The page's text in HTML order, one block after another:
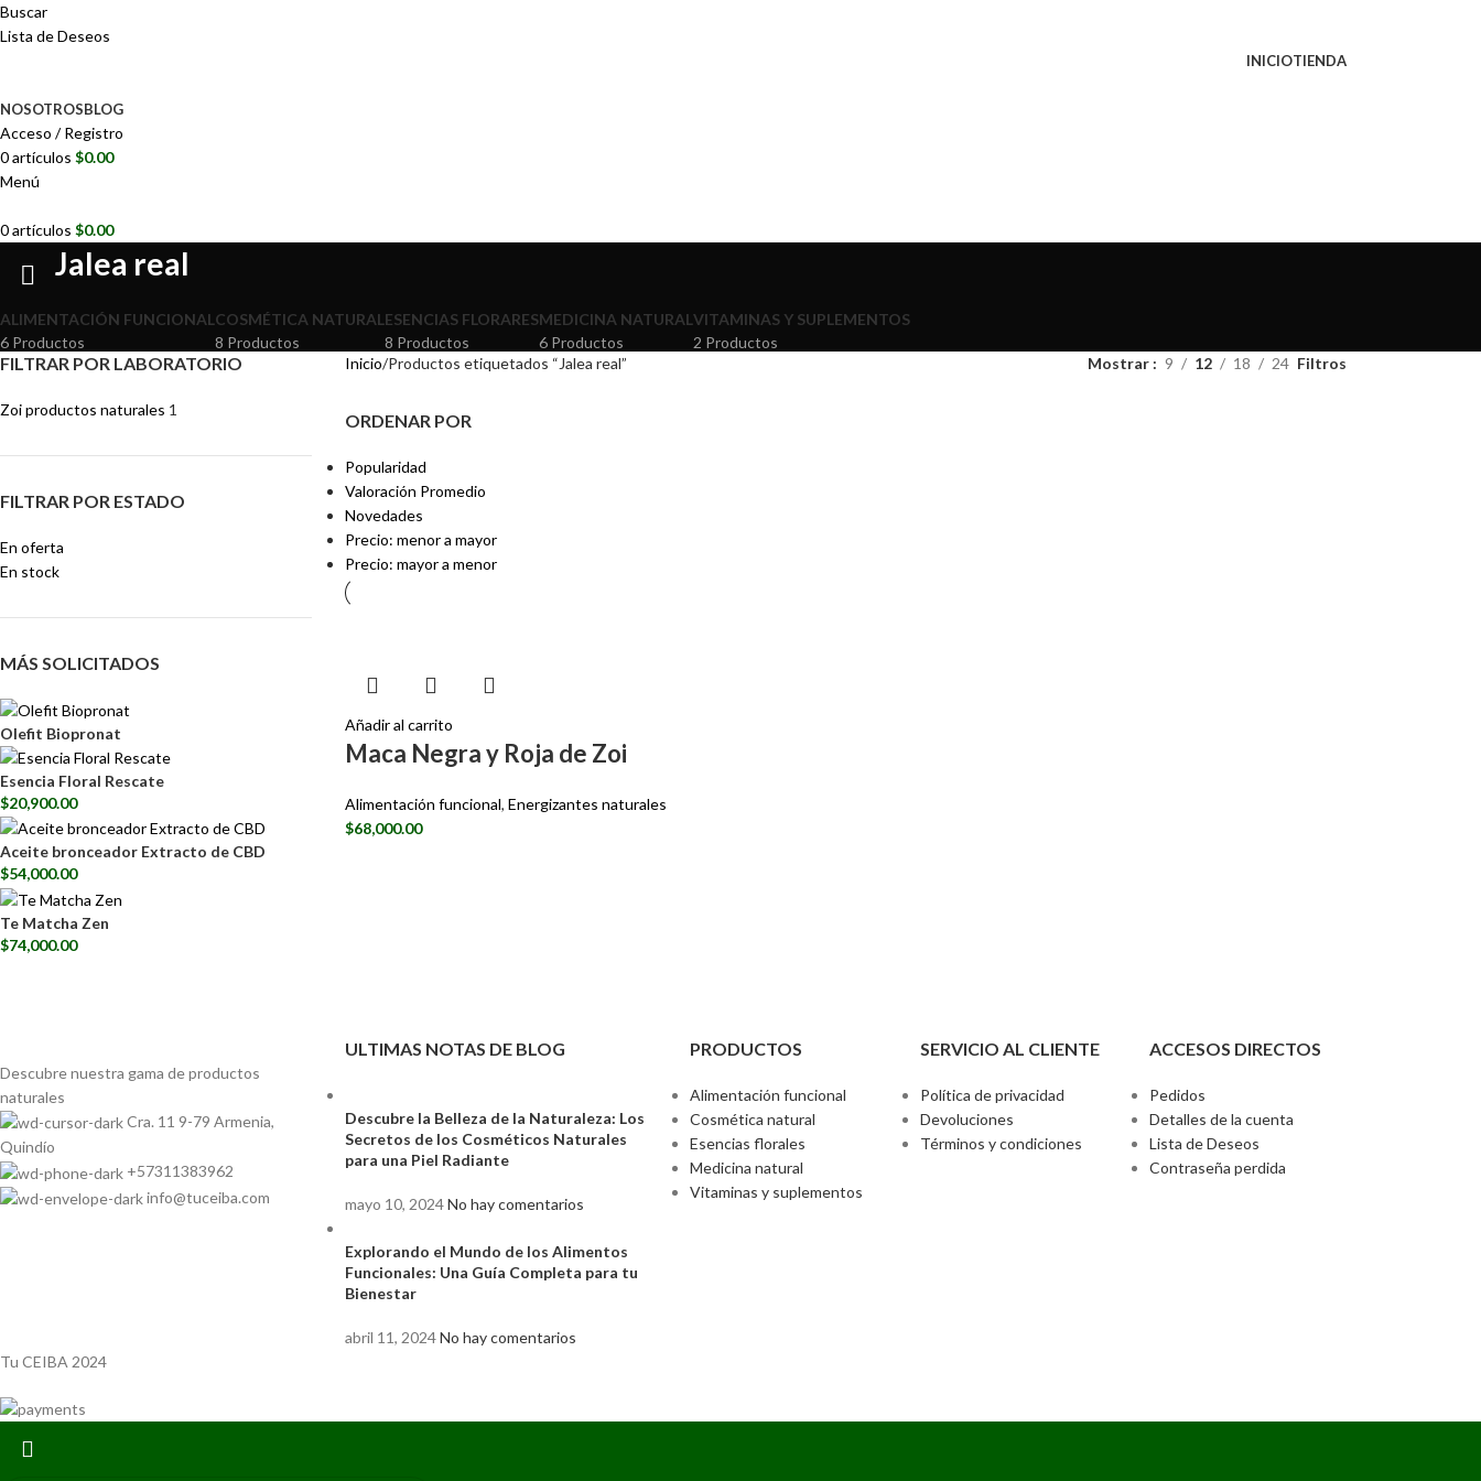
Buscar
Lista de Deseos
INICIOTIENDA
NOSOTROSBLOG
Acceso / Registro
0artículos $0.00
Menú
0artículos $0.00
Jalea real
ALIMENTACIÓN FUNCIONAL
6 Productos
COSMÉTICA NATURAL
8 Productos
ESENCIAS FLORARES
8 Productos
MEDICINA NATURAL
6 Productos
VITAMINAS Y SUPLEMENTOS
2 Productos
FILTRAR POR LABORATORIO
Zoi productos naturales 1
FILTRAR POR ESTADO
En oferta
En stock
MÁS SOLICITADOS
Olefit Biopronat
Esencia Floral Rescate
$20,900.00
Aceite bronceador Extracto de CBD
$54,000.00
Te Matcha Zen
$74,000.00
Inicio Productos etiquetados “Jalea real” Mostrar 9 12 18 24 Filtros
ORDENAR POR
Popularidad
Valoración Promedio
Novedades
Precio: menor a mayor
Precio: mayor a menor
Añadir al carrito
Maca Negra y Roja de Zoi
Alimentación funcional, Energizantes naturales
$68,000.00
Descubre nuestra gama deproductos
naturales
Cra. 11 9-79 Armenia,
Quindío
+57311383962
info@tuceiba.com
ULTIMAS NOTAS DE BLOG
Descubre la Belleza de la Naturaleza: Los
Secretos de los Cosméticos Naturales
para una Piel Radiante
mayo 10, 2024No hay comentarios
Explorando el Mundo de los Alimentos
Funcionales: Una Guía Completa para tu
Bienestar
abril 11, 2024No hay comentarios
PRODUCTOS
Alimentación funcional
Cosmética natural
Esencias florales
Medicina natural
Vitaminas y suplementos
SERVICIO AL CLIENTE
Política de privacidad
Devoluciones
Términos y condiciones
ACCESOS DIRECTOS
Pedidos
Detalles de la cuenta
Lista de Deseos
Contraseña perdida
Tu CEIBA 2024